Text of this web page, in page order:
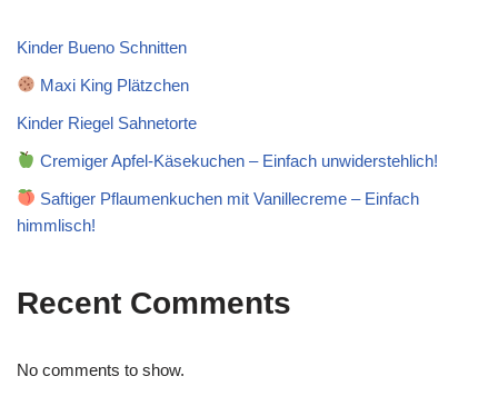
Kinder Bueno Schnitten
Maxi King Plätzchen
Kinder Riegel Sahnetorte
Cremiger Apfel-Käsekuchen – Einfach unwiderstehlich!
Saftiger Pflaumenkuchen mit Vanillecreme – Einfach
himmlisch!
Recent Comments
No comments to show.